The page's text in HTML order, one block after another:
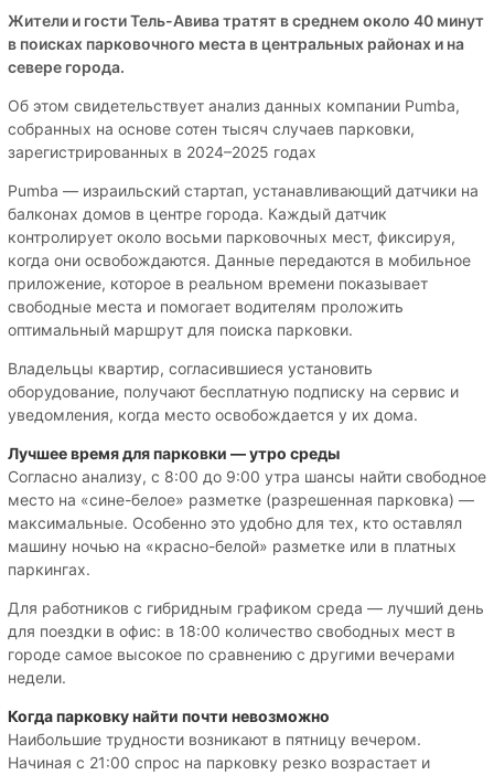
Жители и гости Тель-Авива тратят в среднем около 40 минут
в поисках парковочного места в центральных районах и на
севере города.
Об этом свидетельствует анализ данных компании Pumba,
собранных на основе сотен тысяч случаев парковки,
зарегистрированных в 2024–2025 годах
Pumba — израильский стартап, устанавливающий датчики на
балконах домов в центре города. Каждый датчик
контролирует около восьми парковочных мест, фиксируя,
когда они освобождаются. Данные передаются в мобильное
приложение, которое в реальном времени показывает
свободные места и помогает водителям проложить
оптимальный маршрут для поиска парковки.
Владельцы квартир, согласившиеся установить
оборудование, получают бесплатную подписку на сервис и
уведомления, когда место освобождается у их дома.
Лучшее время для парковки — утро среды
Согласно анализу, с 8:00 до 9:00 утра шансы найти свободное
место на «сине-белое» разметке (разрешенная парковка) —
максимальные. Особенно это удобно для тех, кто оставлял
машину ночью на «красно-белой» разметке или в платных
паркингах.
Для работников с гибридным графиком среда — лучший день
для поездки в офис: в 18:00 количество свободных мест в
городе самое высокое по сравнению с другими вечерами
недели.
Когда парковку найти почти невозможно
Наибольшие трудности возникают в пятницу вечером.
Начиная с 21:00 спрос на парковку резко возрастает и